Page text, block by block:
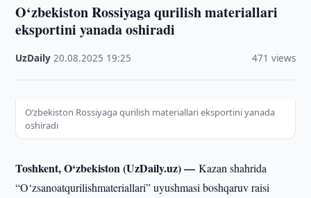
O‘zbekiston Rossiyaga qurilish materiallari
eksportini yanada oshiradi
UzDaily ·20.08.2025 19:25 471 views
O‘zbekiston Rossiyaga qurilish materiallari eksportini yanada
oshiradi
Toshkent, O‘zbekiston (UzDaily.uz) —Kazan shahrida
“O‘zsanoatqurilishmateriallari” uyushmasi boshqaruv raisi